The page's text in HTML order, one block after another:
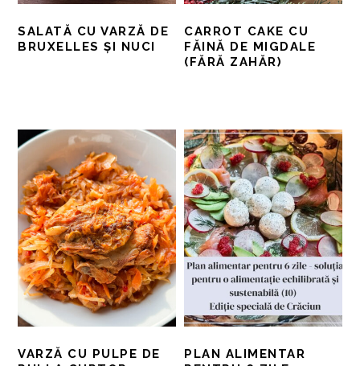
SALATĂ CU VARZĂ DE
BRUXELLES ȘI NUCI
CARROT CAKE CU
FĂINĂ DE MIGDALE
(FĂRĂ ZAHĂR)
VARZĂ CU PULPE DE
PLAN ALIMENTAR